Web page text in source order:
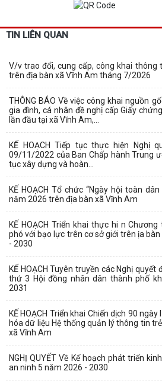
TIN LIÊN QUAN
V/v trao đổi, cung cấp, công khai thông
trên địa bàn xã Vĩnh Am tháng 7/2026
THÔNG BÁO Về việc công khai nguồn
gia đình, cá nhân đề nghị cấp Giấy
lần đầu tại xã Vĩnh Am,...
KẾ HOẠCH Tiếp tục thực hiện Nghị
09/11/2022 của Ban Chấp hành Trung
tục xây dựng và hoàn...
KẾ HOẠCH Tổ chức “Ngày hội toàn
năm 2026 trên địa bàn xã Vĩnh Am
KẾ HOẠCH Triển khai thực hi n
phó với bạo lực trên cơ sở giới trên ịa
- 2030
KẾ HOẠCH Tuyên truyền các Nghị
thứ 3 Hội đồng nhân dân thành phố
2031
KẾ HOẠCH Triển khai Chiến dịch 90
hóa dữ liệu Hệ thống quản lý thông tin
xã Vĩnh Am
NGHỊ QUYẾT Về Kế hoạch phát triển
an ninh 5 năm 2026 - 2030